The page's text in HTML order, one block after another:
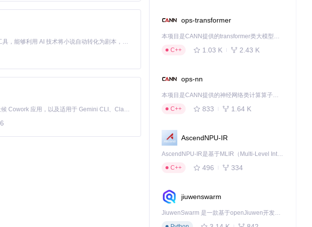
Toonflow 是一款 AI 短剧漫剧工具，能够利用 AI 技术将小说自动转化为剧本，并结合 AI 生成的图片和视频，实现高效的短剧创作。借助 Toonflow，可以轻松完成从文字到影像的全流程，让短剧制作变得更加智能与便捷。
免费、本地、开源的 24/7 全天候 Cowork 应用，以及适用于 Gemini CLI、Claude Code、Codex、OpenCode、Qwen Code、Goose CLI、Auggie 等的 OpenClaw | 🌟 喜欢就点star吧
6
ops-transformer
本项目是CANN提供的transformer类大模型算子库，实现网络在NPU上加速计算。
C++
1.03 K 2.43 K
ops-nn
本项目是CANN提供的神经网络类计算算子库，实现网络在NPU上加速计算。
C++
833 1.64 K
AscendNPU-IR
AscendNPU-IR是基于MLIR（Multi-Level Intermediate Representation）构建的，面向昇腾亲和算子编译时使用的中间表示，提供昇腾完备表达能力，通过编译优化提升昇腾AI处理器计算效率，支持通过生态框架使能昇腾AI处理器与深度调优
C++
496 334
jiuwenswarm
JiuwenSwarm 是一款基于openJiuwen开发的智能AI Agent，它能够将大语言模型的强大能力，通过你日常使用的各类通讯应用，直接延伸至你的指尖。